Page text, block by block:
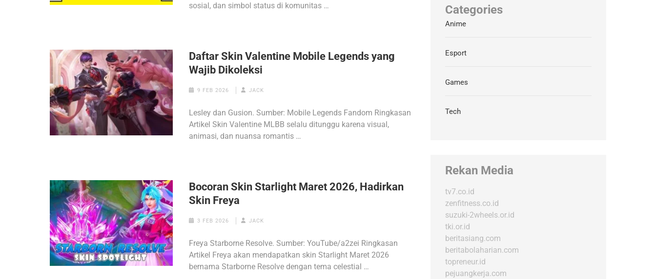
sosial, dan simbol status di komunitas …
Daftar Skin Valentine Mobile Legends yang
Wajib Dikoleksi
9 FEB 2026 JACK
Lesley dan Gusion. Sumber: Mobile Legends Fandom Ringkasan
Artikel Skin Valentine MLBB selalu ditunggu karena visual,
animasi, dan nuansa romantis …
Bocoran Skin Starlight Maret 2026, Hadirkan
Skin Freya
3 FEB 2026 JACK
Freya Starborne Resolve. Sumber: YouTube/a2zei Ringkasan
Artikel Freya akan mendapatkan skin Starlight Maret 2026
bernama Starborne Resolve dengan tema celestial …
Categories
Anime
Esport
Games
Tech
Rekan Media
tv7.co.id
zenfitness.co.id
suzuki-2wheels.or.id
tki.or.id
beritasiang.com
beritabolaharian.com
topreneur.id
pejuangkerja.com